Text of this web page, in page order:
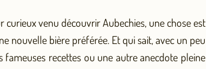
venu découvrir Aubechies, une chose est
nouvelle bière préférée. Et qui sait, avec un peu
fameuses recettes ou une autre anecdote pleine